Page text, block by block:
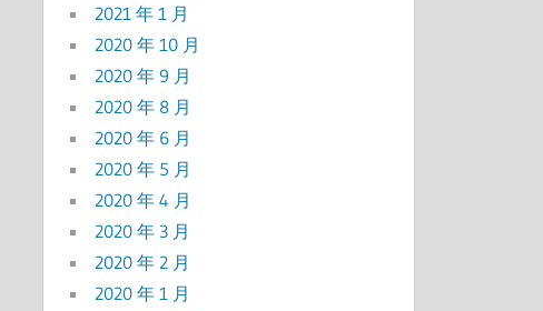
2021 年 1 月
2020 年 10 月
2020 年 9 月
2020 年 8 月
2020 年 6 月
2020 年 5 月
2020 年 4 月
2020 年 3 月
2020 年 2 月
2020 年 1 月